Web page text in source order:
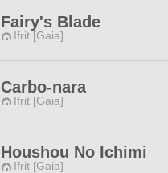
Fairy's Blade
Ifrit [Gaia]
Carbo-nara
Ifrit [Gaia]
Houshou No Ichimi
Ifrit [Gaia]